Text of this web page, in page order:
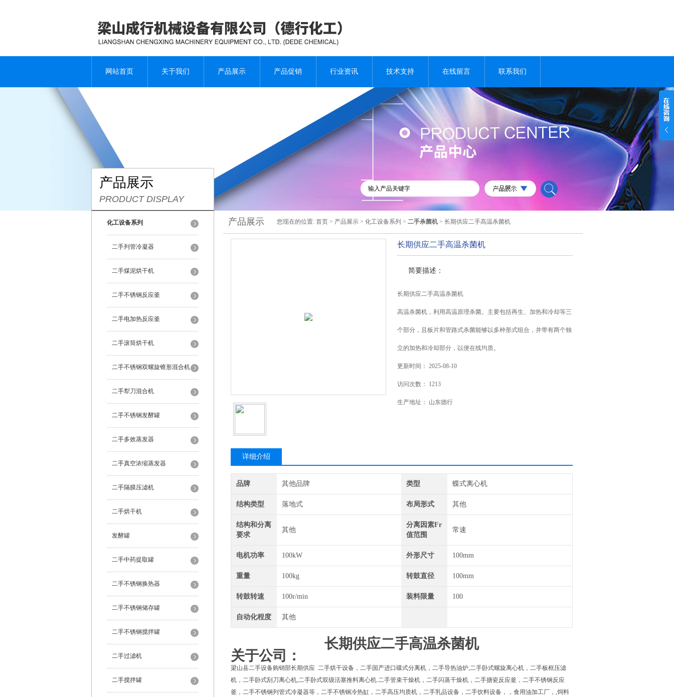
网站首页 关于我们 产品展示 产品促销 行业资讯 技术支持 在线留言 联系我们
产品展示
PRODUCT DISPLAY
化工设备系列
二手列管冷凝器
二手煤泥烘干机
二手不锈钢反应釜
二手电加热反应釜
二手滚筒烘干机
二手不锈钢双螺旋锥形混合机
二手犁刀混合机
二手不锈钢发酵罐
二手多效蒸发器
二手真空浓缩蒸发器
二手隔膜压滤机
二手烘干机
发酵罐
二手中药提取罐
二手不锈钢换热器
二手不锈钢储存罐
二手不锈钢搅拌罐
二手过滤机
二手搅拌罐
产品展示 您现在的位置: 首页 > 产品展示 > 化工设备系列 > 二手杀菌机 > 长期供应二手高温杀菌机
长期供应二手高温杀菌机
简要描述：
长期供应二手高温杀菌机
高温杀菌机，利用高温原理杀菌。主要包括再生、加热和冷却等三
个部分，且板片和管路式杀菌能够以多种形式组合，并带有两个独
立的加热和冷却部分，以便在线均质。
更新时间： 2025-08-10
访问次数： 1213
生产地址： 山东德行
详细介绍
品牌 其他品牌 类型 蝶式离心机
结构类型 落地式 布局形式 其他
结构和分离
要求
其他
分离因素Fr
值范围
常速
电机功率 100kW 外形尺寸 100mm
重量 100kg 转鼓直径 100mm
转鼓转速 100r/min 装料限量 100
自动化程度 其他
长期供应二手高温杀菌机
关于公司：
梁山县二手设备购销部长期供应 二手烘干设备，二手国产进口碟式分离机，二手导热油炉,二手卧式螺旋离心机，二手板框压滤
机，二手卧式刮刀离心机,二手卧式双级活塞推料离心机.二手管束干燥机，二手闪蒸干燥机，二手搪瓷反应釜，二手不锈钢反应
釜，二手不锈钢列管式冷凝器等，二手不锈钢冷热缸，二手高压均质机，二手乳品设备，二手饮料设备，，食用油加工厂，,饲料